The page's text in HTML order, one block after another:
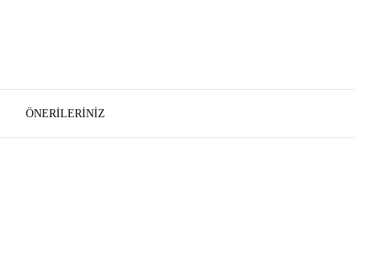
ÖNERILERINIZ